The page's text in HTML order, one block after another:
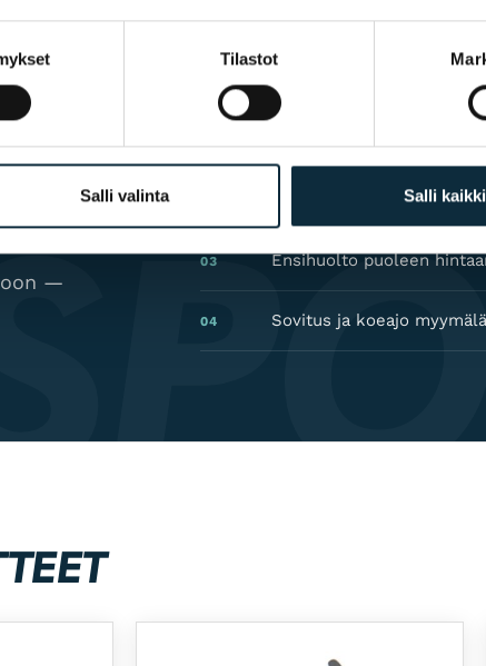
Tilastot
Salli valinta Salli kaikki
—
Valtuutettu jälleenmyyjä
03 Ensihuolto puoleen
04 Sovitus ja koeajo